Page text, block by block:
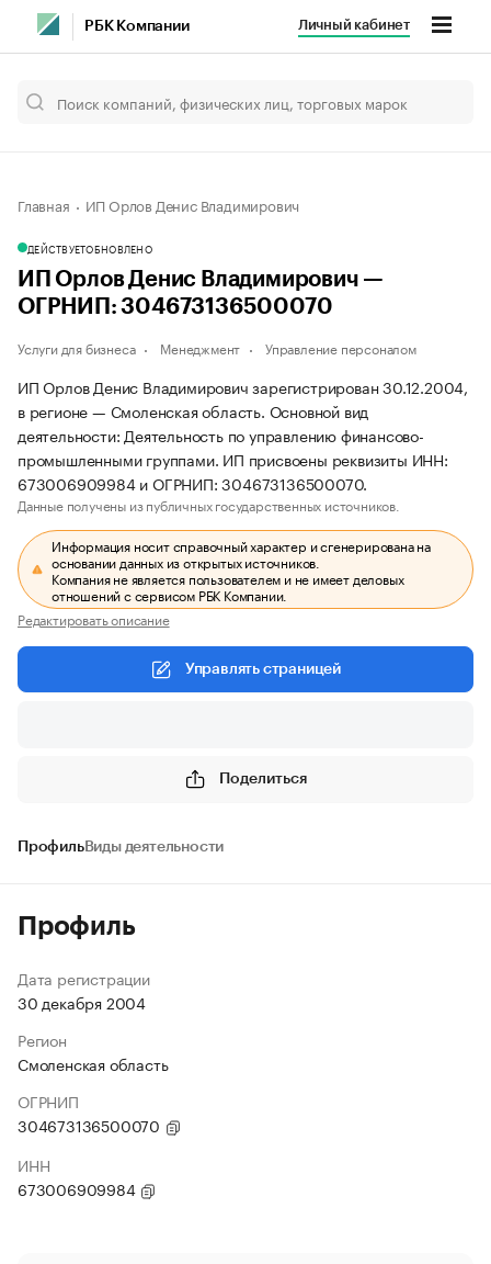
РБК Компании Личный кабинет
Главная ИП Орлов Денис Владимирович
ДЕЙСТВУЕТОБНОВЛЕНО
ИП Орлов Денис Владимирович —
ОГРНИП: 304673136500070
Услуги для бизнеса Менеджмент Управление персоналом
ИП Орлов Денис Владимирович зарегистрирован 30.12.2004,
в регионе — Смоленская область. Основной вид
деятельности: Деятельность по управлению финансово-
промышленными группами. ИП присвоены реквизиты ИНН:
673006909984 и ОГРНИП: 304673136500070.
Данные получены из публичных государственных источников.
Информация носит справочный характер и сгенерирована на
основании данных из открытых источников.
Компания не является пользователем и не имеет деловых
отношений с сервисом РБК Компании.
Редактировать описание
Управлять страницей
Поделиться
ПрофильВиды деятельности
Профиль
Дата регистрации
30 декабря 2004
Регион
Смоленская область
ОГРНИП
304673136500070
ИНН
673006909984